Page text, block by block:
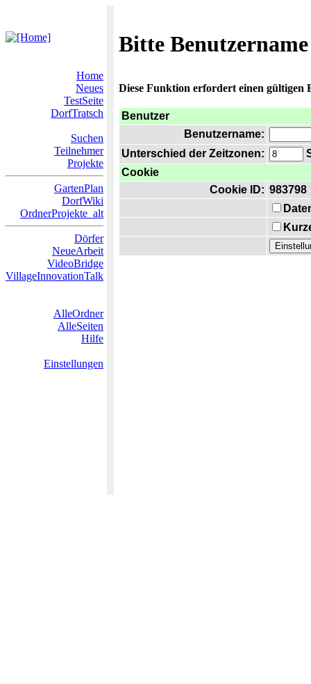
Bitte
Home
Neues
TestSeite
DorfTratsch
Suchen
Teilnehmer
Projekte
GartenPlan
DorfWiki
OrdnerProjekte_alt
Dörfer
NeueArbeit
VideoBridge
VillageInnovationTalk
AlleOrdner
AlleSeiten
Hilfe
Einstellungen
Diese Funktion erfordert einen gültigen
Benutzer
Benutzername:
Unterschied der Zeitzonen:
Cookie
Cookie ID: 983798